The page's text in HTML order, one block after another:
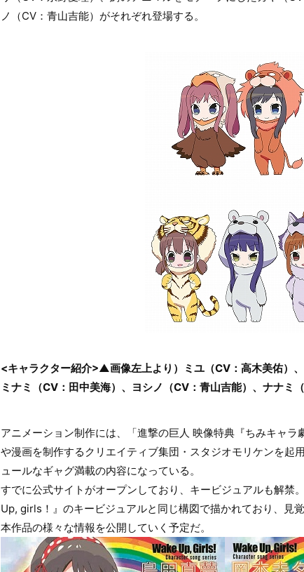
ノ（CV：青山吉能）がそれぞれ登場する。
<キャラクター紹介>▲画像左上より）ミユ（CV：高木美佑）
ミナミ（CV：田中美海）、ヨシノ（CV：青山吉能）、ナナミ
アニメーション制作には、「進撃の巨人 映像特典『ちみキャ
や漫画を制作するクリエイティブ集団・スタジオモリケンを起
ュールなギャグ満載の内容になっている。
すでに公式サイトがオープンしており、キービジュアルも解禁
Up, girls！』のキービジュアルと同じ構図で描かれており、見
本作品の様々な情報を公開していく予定だ。